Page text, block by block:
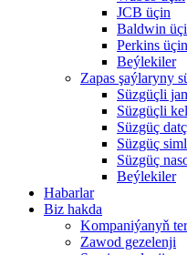
JCB üçin
Baldwin
Perkins üçin
Beýlekiler
Zapas şaýlaryny
Süzgüçli
Süzgüçli
Süzgüç
Süzgüç
Süzgüç
Beýlekiler
Habarlar
Biz hakda
Kompaniýanyň
Zawod gezelenji